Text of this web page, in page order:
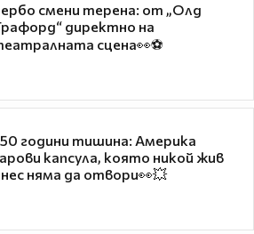
смени терена: от „Олд
директно на
сцена👀⚽
години тишина: Америка
капсула, която никой жив
няма да отвори👀💥